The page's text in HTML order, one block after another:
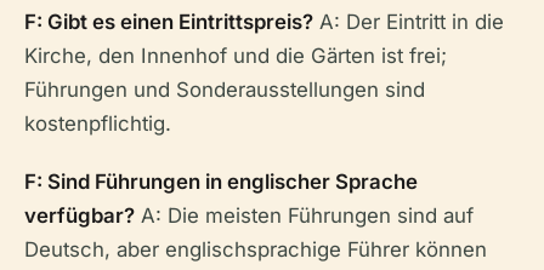
F: Gibt es einen Eintrittspreis? A: Der Eintritt in die
Kirche, den Innenhof und die Gärten ist frei;
Führungen und Sonderausstellungen sind
kostenpflichtig.
F: Sind Führungen in englischer Sprache
verfügbar? A: Die meisten Führungen sind auf
Deutsch, aber englischsprachige Führer können